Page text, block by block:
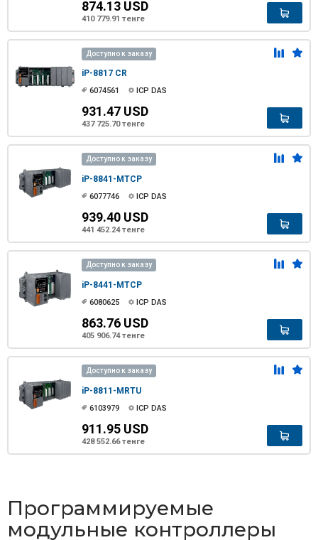
874.13 USD
410 779.91 тенге
Доступно к заказу
iP-8817 CR
6074561 ICP DAS
931.47 USD
437 725.70 тенге
Доступно к заказу
iP-8841-MTCP
6077746 ICP DAS
939.40 USD
441 452.24 тенге
Доступно к заказу
iP-8441-MTCP
6080625 ICP DAS
863.76 USD
405 906.74 тенге
Доступно к заказу
iP-8811-MRTU
6103979 ICP DAS
911.95 USD
428 552.66 тенге
Программируемые
модульные контроллеры